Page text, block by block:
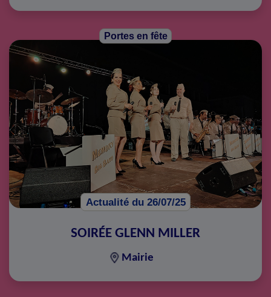
Portes en fête
Actualité du 26/07/25
SOIRÉE GLENN MILLER
Mairie